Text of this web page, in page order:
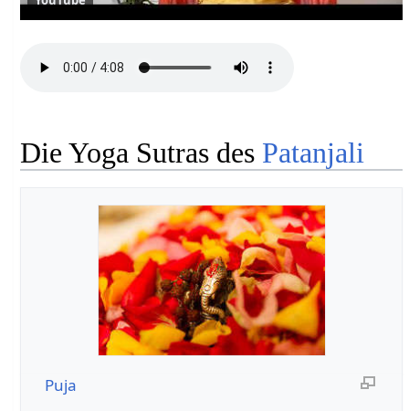
Die Yoga Sutras des Patanjali
Puja